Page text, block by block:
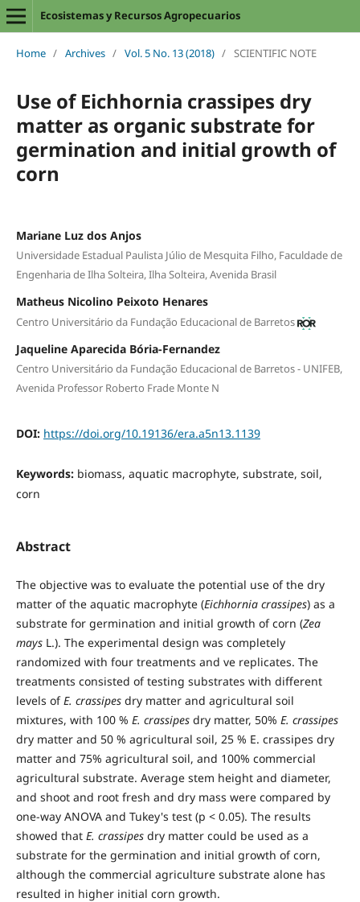
Ecosistemas y Recursos Agropecuarios
Home / Archives / Vol. 5 No. 13 (2018) / SCIENTIFIC NOTE
Use of Eichhornia crassipes dry
matter as organic substrate for
germination and initial growth of
corn
Mariane Luz dos Anjos
Universidade Estadual Paulista Júlio de Mesquita Filho, Faculdade de
Engenharia de Ilha Solteira, Ilha Solteira, Avenida Brasil
Matheus Nicolino Peixoto Henares
Centro Universitário da Fundação Educacional de Barretos
Jaqueline Aparecida Bória-Fernandez
Centro Universitário da Fundação Educacional de Barretos - UNIFEB,
Avenida Professor Roberto Frade Monte N
DOI: https://doi.org/10.19136/era.a5n13.1139
Keywords: biomass, aquatic macrophyte, substrate, soil,
corn
Abstract
The objective was to evaluate the potential use of the dry
matter of the aquatic macrophyte (Eichhornia crassipes) as a
substrate for germination and initial growth of corn (Zea
maysL.). The experimental design was completely
randomized with four treatments and ve replicates. The
treatments consisted of testing substrates with different
levels ofE. crassipesdry matter and agricultural soil
mixtures, with 100 % E. crassipesdry matter, 50% E. crassipes
dry matter and 50 % agricultural soil, 25 % E. crassipes dry
matter and 75% agricultural soil, and 100% commercial
agricultural substrate. Average stem height and diameter,
and shoot and root fresh and dry mass were compared by
one-way ANOVA and Tukey's test (p < 0.05). The results
showed that E. crassipesdry matter could be used as a
substrate for the germination and initial growth of corn,
although the commercial agriculture substrate alone has
resulted in higher initial corn growth.